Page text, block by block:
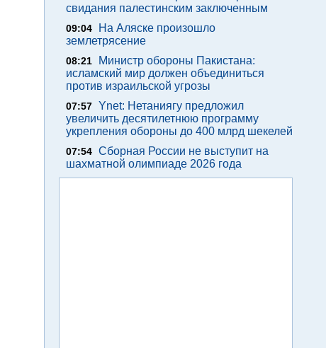
свидания палестинским заключенным
09:04
На Аляске произошло
землетрясение
08:21
Министр обороны Пакистана:
исламский мир должен объединиться
против израильской угрозы
07:57 Ynet: Нетаниягу предложил
увеличить десятилетнюю программу
укрепления обороны до 400 млрд шекелей
07:54 Сборная России не выступит на
шахматной олимпиаде 2026 года